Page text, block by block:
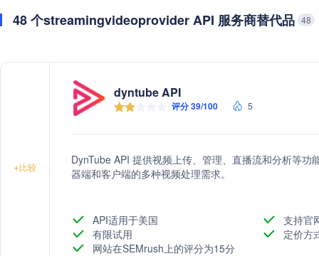
48 个streamingvideoprovider API 服务商替代品 48
+比较
dyntube API
评分 39/100 5
DynTube API 提供视频上传、管理、直播流和分析等
器端和客户端的多种视频处理需求。
API适用于美国
支持官
有限试用
定价方
网站在SEMrush上的评分为15分